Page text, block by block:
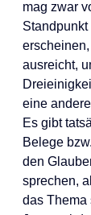
mag zwar
ausreicht,
eine
Es gibt
Belege
den
sprechen,
das Thema